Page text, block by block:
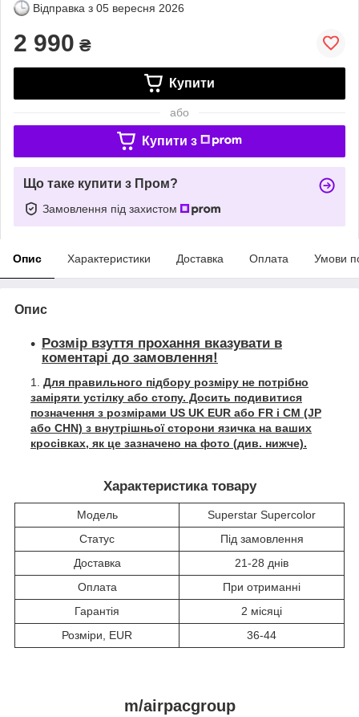
Відправка з 05 вересня 2026
2 990 ₴
Купити
або
Купити з
Що таке купити з Пром?
Замовлення під захистом
Опис Характеристики Доставка Оплата Умови
Опис
Розмір взуття прохання вказувати в
коментарі до замовлення!
Для правильного підбору розміру не потрібно
заміряти устілку або стопу. Досить подивитися
позначення з розмірами US UK EUR або FR і СМ (JP
або CHN) з внутрішньої сторони язичка на ваших
кросівках, як це зазначено на фото (див. нижче).
Характеристика товару
Модель
Superstar Supercolor
Статус
Під замовлення
Доставка
21-28 днів
Оплата
При отриманні
Гарантія
2 місяці
Розміри, EUR
36-44
m/airpacgroup